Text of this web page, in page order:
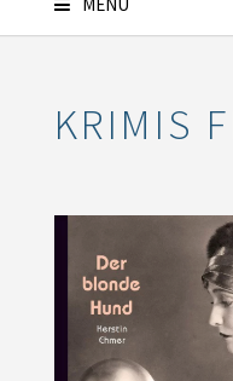
KRIMIS